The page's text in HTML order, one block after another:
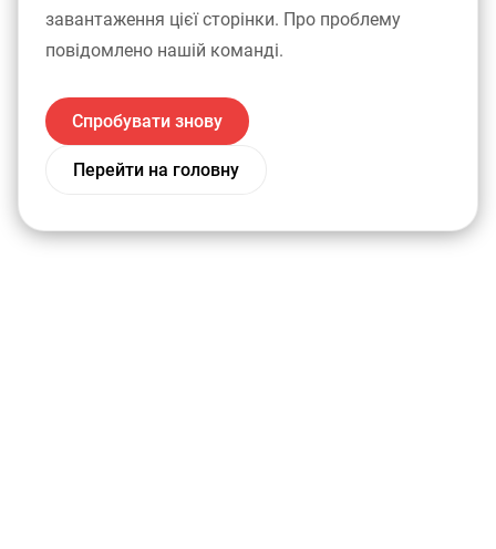
завантаження цієї сторінки. Про проблему
повідомлено нашій команді.
Спробувати знову
Перейти на головну